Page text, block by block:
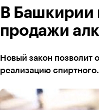
В Башкирии
продажи
Новый закон позволит
реализацию спиртного.